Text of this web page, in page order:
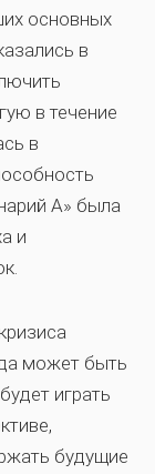
основных
в
в течение
в
А» была
и
может быть
играть
будущие